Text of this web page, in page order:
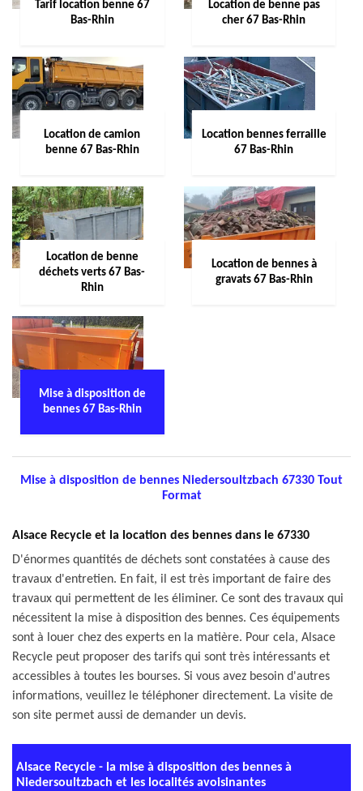
Tarif location benne 67
Bas-Rhin
Location de benne pas
cher 67 Bas-Rhin
Location de camion
benne 67 Bas-Rhin
Location bennes ferraille
67 Bas-Rhin
Location de benne
déchets verts 67 Bas-
Rhin
Location de bennes à
gravats 67 Bas-Rhin
Mise à disposition de
bennes 67 Bas-Rhin
Mise à disposition de bennes Niedersoultzbach 67330 Tout
Format
Alsace Recycle et la location des bennes dans le 67330
D'énormes quantités de déchets sont constatées à cause des
travaux d'entretien. En fait, il est très important de faire des
travaux qui permettent de les éliminer. Ce sont des travaux qui
nécessitent la mise à disposition des bennes. Ces équipements
sont à louer chez des experts en la matière. Pour cela, Alsace
Recycle peut proposer des tarifs qui sont très intéressants et
accessibles à toutes les bourses. Si vous avez besoin d'autres
informations, veuillez le téléphoner directement. La visite de
son site permet aussi de demander un devis.
Alsace Recycle - la mise à disposition des bennes à
Niedersoultzbach et les localités avoisinantes